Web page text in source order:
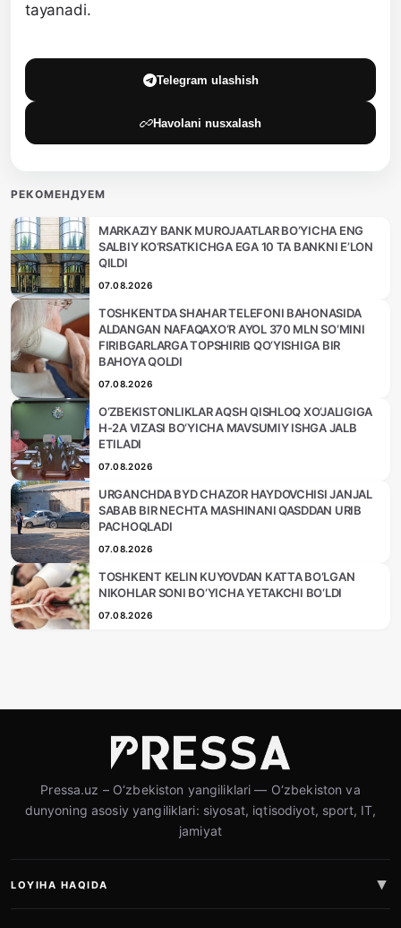
tayanadi.
Telegram ulashish
Havolani nusxalash
РЕКОМЕНДУЕМ
MARKAZIY BANK MUROJAATLAR BO‘YICHA ENG
SALBIY KO‘RSATKICHGA EGA 10 TA BANKNI E’LON
QILDI
07.08.2026
TOSHKENTDA SHAHAR TELEFONI BAHONASIDA
ALDANGAN NAFAQAXO‘R AYOL 370 MLN SO‘MINI
FIRIBGARLARGA TOPSHIRIB QO‘YISHIGA BIR
BAHOYA QOLDI
07.08.2026
O‘ZBEKISTONLIKLAR AQSH QISHLOQ XO‘JALIGIGA
H-2A VIZASI BO‘YICHA MAVSUMIY ISHGA JALB
ETILADI
07.08.2026
URGANCHDA BYD CHAZOR HAYDOVCHISI JANJAL
SABAB BIR NECHTA MASHINANI QASDDAN URIB
PACHOQLADI
07.08.2026
TOSHKENT KELIN KUYOVDAN KATTA BO‘LGAN
NIKOHLAR SONI BO‘YICHA YETAKCHI BO‘LDI
07.08.2026
Pressa.uz – O‘zbekiston yangiliklari — O‘zbekiston va
dunyoning asosiy yangiliklari: siyosat, iqtisodiyot, sport, IT,
jamiyat
LOYIHA HAQIDA